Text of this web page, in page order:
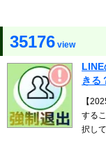
35176 view
きる
【
する
択し